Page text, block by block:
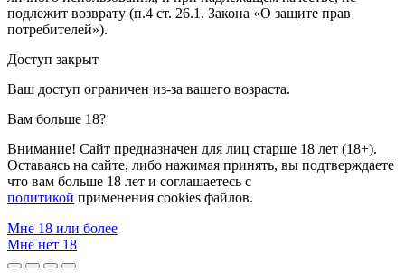
подлежит возврату (п.4 ст. 26.1. Закона «О защите прав
потребителей»).
Доступ закрыт
Ваш доступ ограничен из-за вашего возраста.
Вам больше 18?
Внимание! Сайт предназначен для лиц старше 18 лет (18+).
Оставаясь на сайте, либо нажимая принять, вы подтверждаете
что вам больше 18 лет и соглашаетесь с
политикой применения cookies файлов.
Мне 18 или более
Мне нет 18